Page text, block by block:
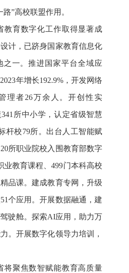
”高校联盟作用。
教育数字化工作取得显著成
计，已跻身国家教育信息化
之一。推进国家平台全域应
年增长192.9%，开发网络
理者26万余人。开创性实
所中小学，认定省级智慧
杆校79所。出台人工智能赋
所职业院校入围教育部数字
业教育课程、499门本科高校
品课。建成教育专网，升级
个应用。开展数据融通，建
驶舱。探索AI应用，助力万
。开展数字化领导力培训，
将聚焦数智赋能教育高质量